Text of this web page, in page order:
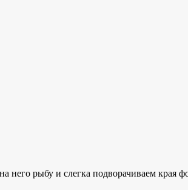
него рыбу и слегка подворачиваем